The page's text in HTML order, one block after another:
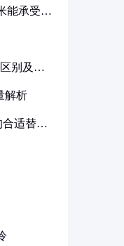
能承受多
别及其
解析
合适替代